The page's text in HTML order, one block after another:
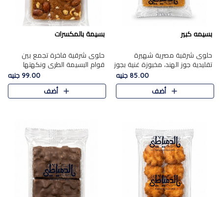
بسيمه كبير
حلوى شرقية مصرية شهيرة
تقليدية جوز الهند، مخبوزة غنية بجوز
الهند، بلمسه ذهبية وتتميز بقوامها
المرمل وطعمها اللذيذ الذي يشبه
البسبوسة. تُخبز..
85.00 جنيه
أضف
بسيمة بالمكسرات
حلوى شرقية فاخرة تجمع بين
قوام البسيمة الطري ونكهتها
الغنية، مزينة بتشكيلة مختارة من
اللوز والبندق والمكسرات الفاخرة.
مزيج متوازن من القوام ..
99.00 جنيه
أضف